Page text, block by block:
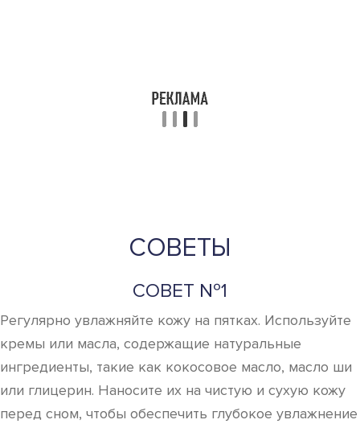
СОВЕТЫ
СОВЕТ №1
Регулярно увлажняйте кожу на пятках. Используйте
кремы или масла, содержащие натуральные
ингредиенты, такие как кокосовое масло, масло ши
или глицерин. Наносите их на чистую и сухую кожу
перед сном, чтобы обеспечить глубокое увлажнение